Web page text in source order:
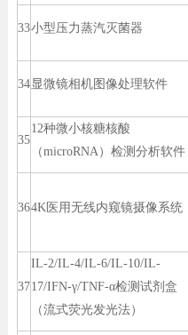
33小型压力蒸汽灭菌器
34显微镜相机图像处理软件
35
12种微小核糖核酸
（microRNA）检测分析软件
364K医用无线内窥镜摄像系统
37
IL-2/IL-4/IL-6/IL-10/IL-
17/IFN-γ/TNF-α检测试剂盒
（流式荧光发光法）